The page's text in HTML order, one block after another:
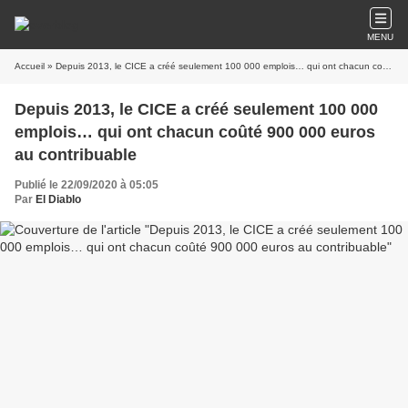
MENU
Accueil » Depuis 2013, le CICE a créé seulement 100 000 emplois… qui ont chacun coûté 900 000 euros au contribuable
Depuis 2013, le CICE a créé seulement 100 000
emplois… qui ont chacun coûté 900 000 euros
au contribuable
Publié le 22/09/2020 à 05:05
Par El Diablo